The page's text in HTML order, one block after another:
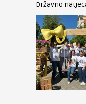
Državno